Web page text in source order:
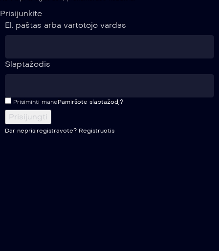
Prisijunkite
El. paštas arba vartotojo vardas
Slaptažodis
Prisiminti manePamiršote slaptažodį?
Dar neprisiregistravote? Registruotis